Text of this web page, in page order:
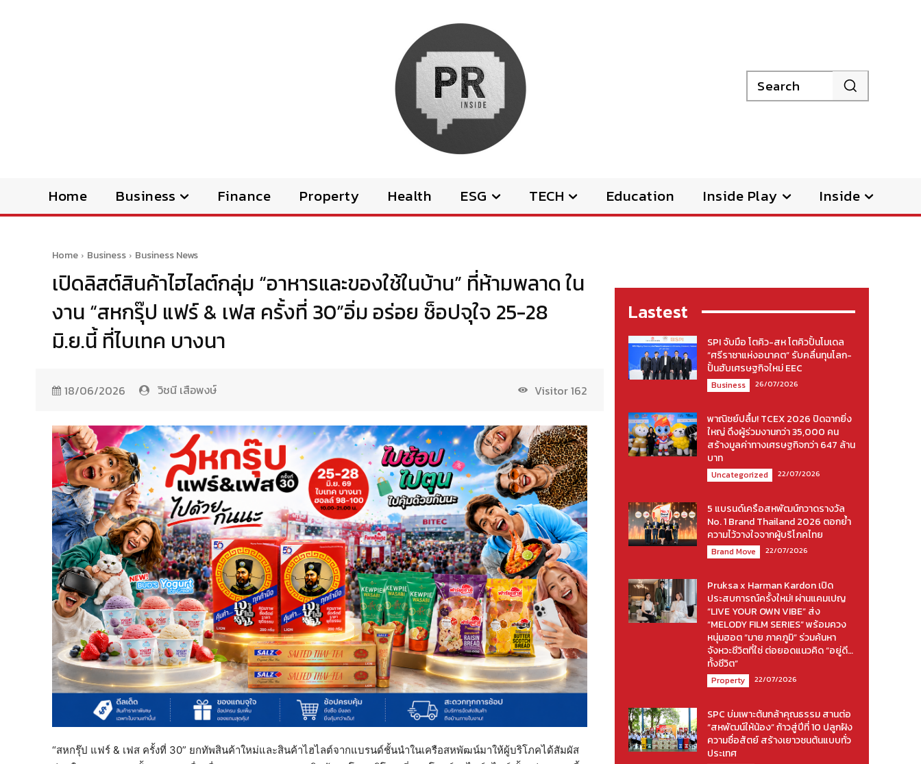
Search
Home Business Finance Property Health ESG TECH Education Inside Play Inside
Home Business Business News
เปิดลิสต์สินค้าไฮไลต์กลุ่ม “อาหารและของใช้ในบ้าน” ที่ห้ามพลาด ใน
งาน “สหกรุ๊ป แฟร์ & เฟส ครั้งที่ 30”อิ่ม อร่อย ช็อปจุใจ 25-28
มิ.ย.นี้ ที่ไบเทค บางนา
18/06/2026 วิชนี เสือพงษ์ Visitor162
“สหกรุ๊ป แฟร์ & เฟส ครั้งที่ 30” ยกทัพสินค้าใหม่และสินค้าไฮไลต์จากแบรนด์ชั้นนำในเครือสหพัฒน์มาให้ผู้บริโภคได้สัมผัส
Lastest
SPI จับมือ โตคิว-สห โตคิวปั้นโมเดล
“ศรีราชาแห่งอนาคต” รับคลื่นทุนโลก-
ปั้นฮับเศรษฐกิจใหม่ EEC
Business 26/07/2026
พาณิชย์ปลื้ม! TCEX 2026 ปิดฉากยิ่ง
ใหญ่ ดึงผู้ร่วมงานกว่า 35,000 คน
สร้างมูลค่าทางเศรษฐกิจกว่า 647 ล้าน
บาท
Uncategorized 22/07/2026
5 แบรนด์เครือสหพัฒน์กวาดรางวัล
No. 1 Brand Thailand 2026 ตอกย้ำ
ความไว้วางใจจากผู้บริโภคไทย
Brand Move 22/07/2026
Pruksa x Harman Kardon เปิด
ประสบการณ์ครั้งใหม่! ผ่านแคมเปญ
“LIVE YOUR OWN VIBE” ส่ง
“MELODY FILM SERIES” พร้อมควง
หนุ่มฮอต “มาย ภาคภูมิ” ร่วมค้นหา
จังหวะชีวิตที่ใช่ ต่อยอดแนวคิด “อยู่ดี…
ทั้งชีวิต”
Property 22/07/2026
SPC บ่มเพาะต้นกล้าคุณธรรม สานต่อ
“สหพัฒน์ให้น้อง” ก้าวสู่ปีที่ 10 ปลูกฝัง
ความซื่อสัตย์ สร้างเยาวชนต้นแบบทั่ว
ประเทศ